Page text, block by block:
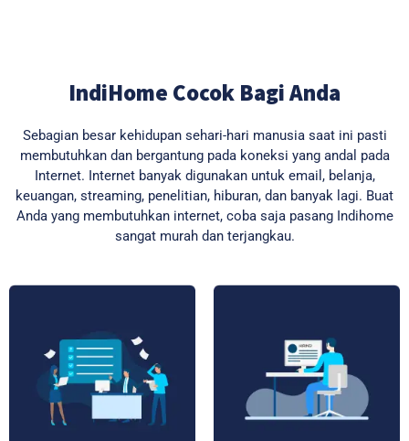
IndiHome Cocok Bagi Anda
Sebagian besar kehidupan sehari-hari manusia saat ini pasti
membutuhkan dan bergantung pada koneksi yang andal pada
Internet. Internet banyak digunakan untuk email, belanja,
keuangan, streaming, penelitian, hiburan, dan banyak lagi. Buat
Anda yang membutuhkan internet, coba saja pasang Indihome
sangat murah dan terjangkau.